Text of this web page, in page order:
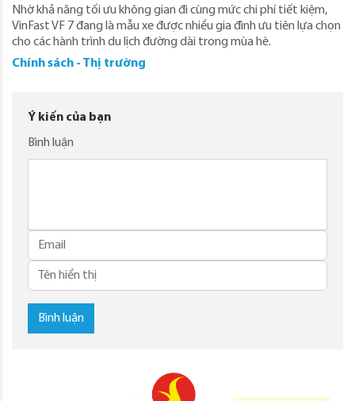
Nhờ khả năng tối ưu không gian đi cùng mức chi phí tiết kiệm,
VinFast VF 7 đang là mẫu xe được nhiều gia đình ưu tiên lựa chọn
cho các hành trình du lịch đường dài trong mùa hè.
Chính sách - Thị trường
Ý kiến của bạn
Bình luận
Bình luận